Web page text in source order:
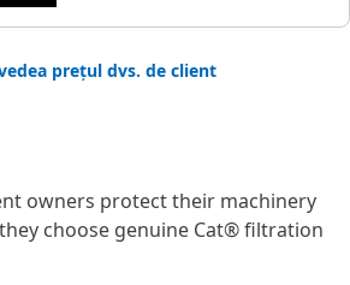
prețul dvs. de client
owners protect their machinery
choose genuine Cat® filtration